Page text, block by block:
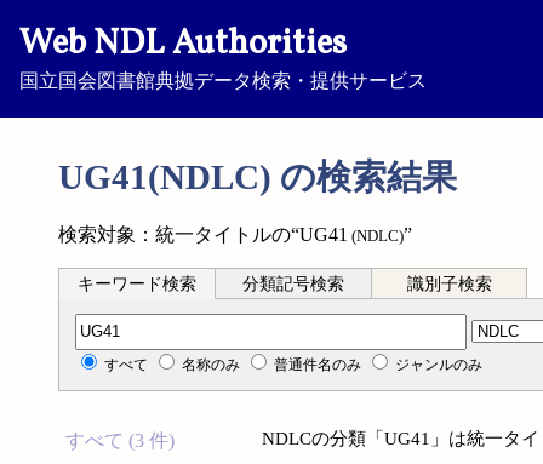
Web NDL Authorities
国立国会図書館典拠データ検索・提供サービス
UG41(NDLC) の検索結果
検索対象：統一タイトルの“UG41 (NDLC)”
キーワード検索 分類記号検索 識別子検索
分類記号検索
すべて 名称のみ 普通件名のみ ジャンルのみ
すべて (3 件)
NDLCの分類「UG41」は統一タ